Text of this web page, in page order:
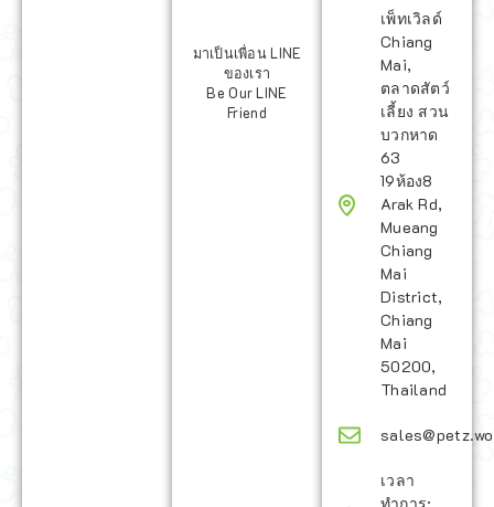
มาเป็นเพื่อน LINE
ของเรา
Be Our LINE
Friend
เพ็ทเวิลด์
Chiang
Mai,
ตลาดสัตว์
เลี้ยง สวน
บวกหาด
63
19ห้อง8
Arak Rd,
Mueang
Chiang
Mai
District,
Chiang
Mai
50200,
Thailand
เวลา